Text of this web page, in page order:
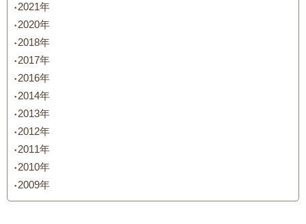
2021年
2020年
2018年
2017年
2016年
2014年
2013年
2012年
2011年
2010年
2009年